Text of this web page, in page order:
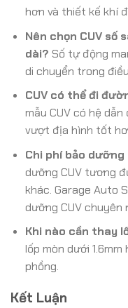
hơn và thiết kế khí
Nên chọn CUV số
dài? Số tự động
di chuyển trong
CUV có thể đi
mẫu CUV có hệ
vượt địa hình tốt
Chi phí bảo
dưỡng CUV tương
khác. Garage Auto
dưỡng CUV chuyên
Khi nào cần thay
lốp mòn dưới
phồng.
Kết Luận